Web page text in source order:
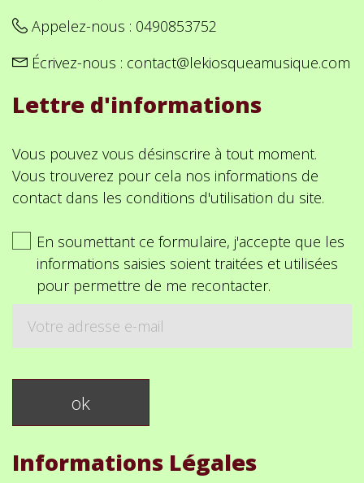
Appelez-nous : 0490853752
Écrivez-nous : contact@lekiosqueamusique.com
Lettre d'informations
Vous pouvez vous désinscrire à tout moment.
Vous trouverez pour cela nos informations de
contact dans les conditions d'utilisation du site.
En soumettant ce formulaire, j'accepte que les
informations saisies soient traitées et utilisées
pour permettre de me recontacter.
Informations Légales